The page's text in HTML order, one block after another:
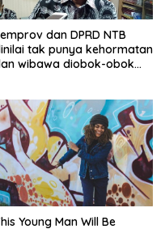
dan DPRD NTB
tak punya kehormatan
wibawa diobok-obok
Young Man Will Be